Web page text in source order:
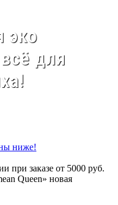
эко
для
ниже!
при заказе от 5000 руб.